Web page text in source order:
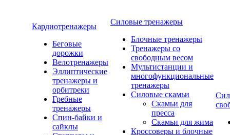
Кардиотренажеры
Беговые
дорожки
Велотренажеры
Эллиптические
тренажеры и
орбитреки
Гребные
тренажеры
Спин-байки и
сайклы
Силовые тренажеры
Блочные тренажеры
Тренажеры со
свободным весом
Мультистанции и
многофункциональные
тренажеры
Силовые скамьи
Скамьи для
пресса
Скамьи для жима
Кроссоверы и блочные